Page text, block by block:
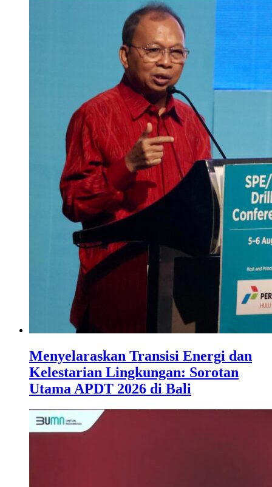
Menyelaraskan Transisi Energi dan
Kelestarian Lingkungan: Sorotan
Utama APDT 2026 di Bali